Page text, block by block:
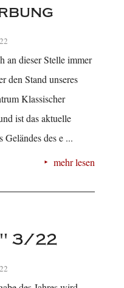
an dieser Stelle immer
den Stand unseres
Klassischer
ist das aktuelle
des e ...
mehr lesen
3/22